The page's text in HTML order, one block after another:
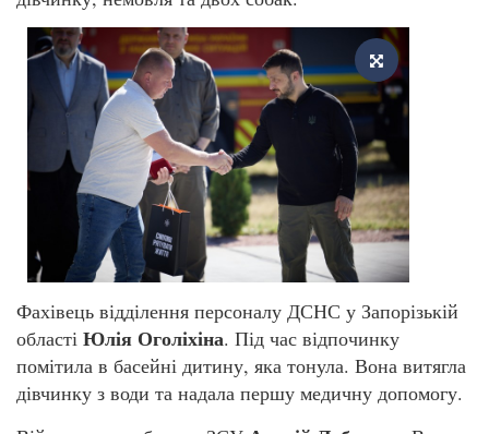
Фахівець відділення персоналу ДСНС у Запорізькій
області Юлія Оголіхіна. Під час відпочинку
помітила в басейні дитину, яка тонула. Вона витягла
дівчинку з води та надала першу медичну допомогу.